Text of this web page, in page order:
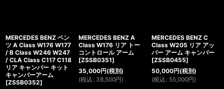
MERCEDES BENZ ベン
ツ A Class W176 W177
/ B Class W246 W247
/ CLA Class C117 C118
リア キャンバー キット
キャンバーアーム
[ZSSB0352]
MERCEDES BENZ A
Class W176 リア トー
コントロール アーム
[ZSSB0351]
35,000円(税別)
(税込 : 38,500円)
MERCEDES BENZ C
Class W205 リア アッ
パー アーム キャンバー
[ZSSB0455]
50,000円(税別)
(税込 : 55,000円)